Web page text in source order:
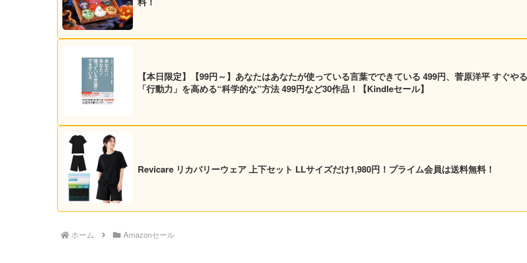
【本日限定】【99円～】あなたはあなたが使っている言葉でできている 499円、菅原洋平 すぐや
「行動力」を高める“科学的な”方法 499円など30作品！【Kindleセール】
Revicare リカバリーウェア 上下セット LLサイズだけ1,980円！プライム会員は送料無料！
ホーム Amazonセール